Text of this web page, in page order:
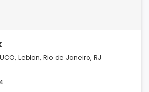
Leblon, Rio de Janeiro, RJ
4